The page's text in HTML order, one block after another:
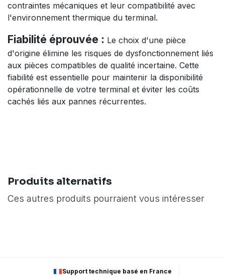
contraintes mécaniques et leur compatibilité avec
l'environnement thermique du terminal.
Fiabilité éprouvée : Le choix d'une pièce
d'origine élimine les risques de dysfonctionnement liés
aux pièces compatibles de qualité incertaine. Cette
fiabilité est essentielle pour maintenir la disponibilité
opérationnelle de votre terminal et éviter les coûts
cachés liés aux pannes récurrentes.
Produits alternatifs
Ces autres produits pourraient vous intéresser
Support technique basé en France